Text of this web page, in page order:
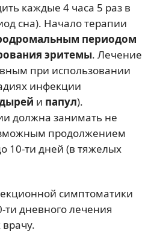
каждые 4 часа 5 раз в
сна). Начало терапии
периодом
эритемы. Лечение
при использовании
инфекции
и папул).
должна занимать не
продолжением
10-ти дней (в тяжелых
симптоматики
дневного лечения
врачу.